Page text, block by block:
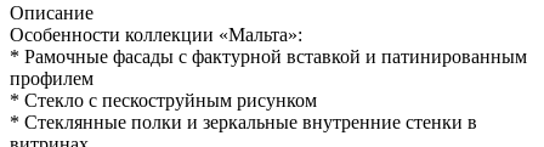
Описание
Особенности коллекции «Мальта»:
* Рамочные фасады с фактурной вставкой и патинированным
профилем
* Стекло с пескоструйным рисунком
* Стеклянные полки и зеркальные внутренние стенки в